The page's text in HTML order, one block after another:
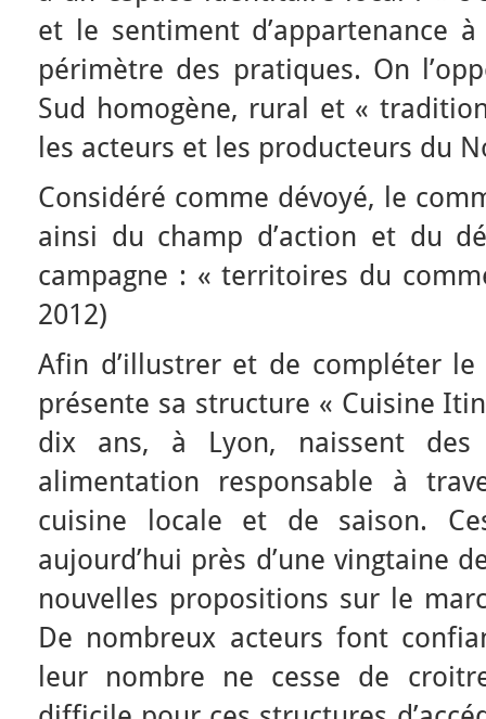
et le sentiment d’appartenance
périmètre des pratiques. On
Sud homogène, rural et «
les acteurs et les producteurs du
Considéré comme dévoyé, le
ainsi du champ d’action et du
campagne : « territoires du
2012)
Afin d’illustrer et de compléter le
présente sa structure « Cuisine
dix ans, à Lyon, naissent des
alimentation responsable à
cuisine locale et de saison.
aujourd’hui près d’une vingtaine
nouvelles propositions sur le
De nombreux acteurs font
leur nombre ne cesse de